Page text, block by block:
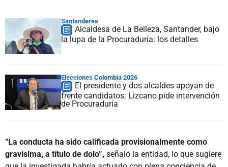
Santanderes
Alcaldesa de La Belleza, Santander, bajo
la lupa de la Procuraduría: los detalles
Elecciones Colombia 2026
El presidente y dos alcaldes apoyan de
frente candidatos: Lizcano pide intervención
de Procuraduría
“La conducta ha sido calificada provisionalmente como
gravísima, a título de dolo”, señaló la entidad, lo que sugiere